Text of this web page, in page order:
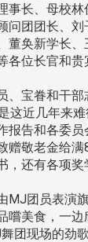
事长、母校
问团团长、刘
董奂新学长
各位长官和贵
、宝眷和干部
这近几年来
报告和各委
赠敬老金给
，还有各项奖
MJ团员表演
嚐美食，一
团现场的劲